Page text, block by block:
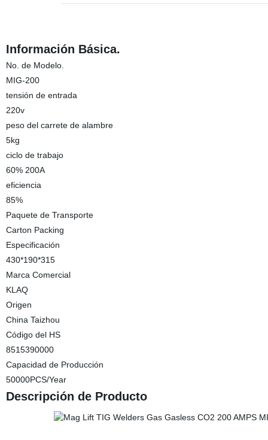
Información Básica.
No. de Modelo.
MIG-200
tensión de entrada
220v
peso del carrete de alambre
5kg
ciclo de trabajo
60% 200A
eficiencia
85%
Paquete de Transporte
Carton Packing
Especificación
430*190*315
Marca Comercial
KLAQ
Origen
China Taizhou
Código del HS
8515390000
Capacidad de Producción
50000PCS/Year
Descripción de Producto